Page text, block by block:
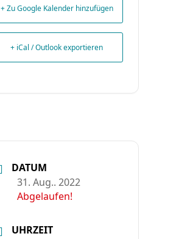
+ Zu Google Kalender hinzufügen
+ iCal / Outlook exportieren
DATUM
31. Aug.. 2022
Abgelaufen!
UHRZEIT